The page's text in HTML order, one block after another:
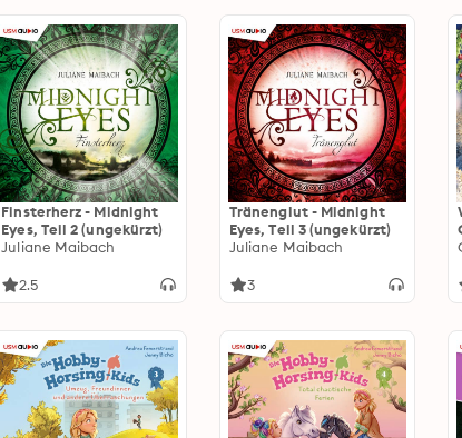
Finsterherz - Midnight
Eyes, Teil 2 (ungekürzt)
Juliane Maibach
2.5
Tränenglut - Midnight
Eyes, Teil 3 (ungekürzt)
Juliane Maibach
3